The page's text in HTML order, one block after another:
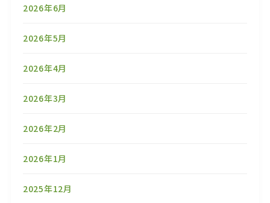
2026年6月
2026年5月
2026年4月
2026年3月
2026年2月
2026年1月
2025年12月